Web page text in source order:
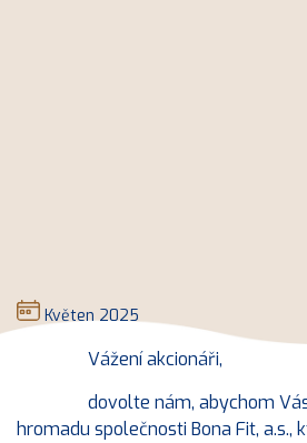
Květen 2025
Vážení akcionáři,
dovolte nám, abychom Vás
hromadu společnosti Bona Fit, a.s.,